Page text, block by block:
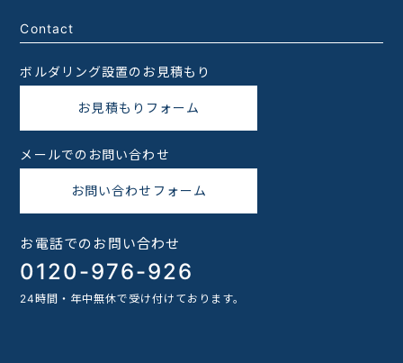
Contact
ボルダリング設置のお見積もり
お見積もりフォーム
メールでのお問い合わせ
お問い合わせフォーム
お電話でのお問い合わせ
0120-976-926
24時間・年中無休で受け付けております。